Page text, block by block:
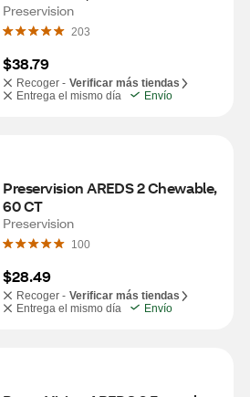
Preservision
203
$38.79
Recoger - Verificar más tiendas
Entrega el mismo día
Envío
Preservision AREDS 2 Chewable,
60 CT
Preservision
100
$28.49
Recoger - Verificar más tiendas
Entrega el mismo día
Envío